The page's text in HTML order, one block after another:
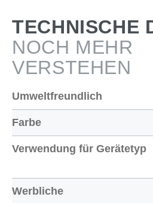
TECHNISCHE
NOCH MEHR
VERSTEHEN
Umweltfreundlich
Farbe
Verwendung für Gerätetyp
Werbliche